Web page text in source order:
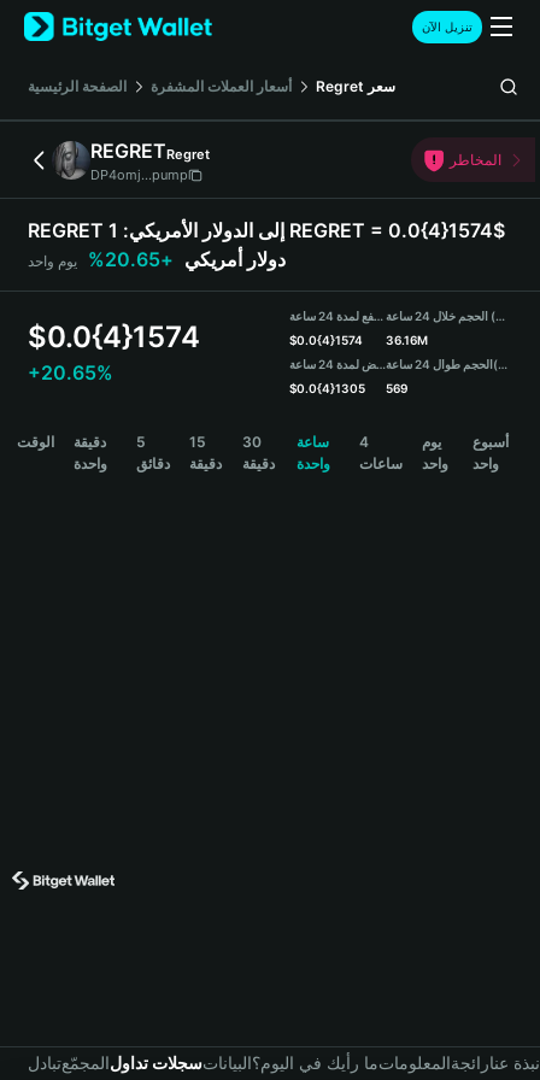
English
日本語
Русский
Español (Latinoamérica)
Türkçe
Deutsch
简体中文
Português (Portugal)
Bahasa Indonesia
বাংলা
تنزيل الآن
الصفحة الرئيسية أسعار العملات المشفرة Regret سعر
REGRETRegret
DP4omj...pump
المخاطر
REGRET إلى الدولار الأمريكي: 1 REGRET = 0.0{4}1574$
دولار أمريكي +20.65% يوم واحد
$0.0{4}1574
+20.65%
مرتفع لمدة 24 ساعة
$0.0{4}1574
منخفض لمدة 24 ساعة
$0.0{4}1305
الحجم خلال 24 ساعة (REGRET)
36.16M
الحجم طوال 24 ساعة(USDT)
569
الوقت
دقيقة
واحدة
5
دقائق
15
دقيقة
30
دقيقة
ساعة
واحدة
4
ساعات
يوم
واحد
أسبوع
واحد
تبادلالمجمّعسجلات تداولالبياناتما رأيك في اليوم؟المعلوماترائجةنبذة عنا